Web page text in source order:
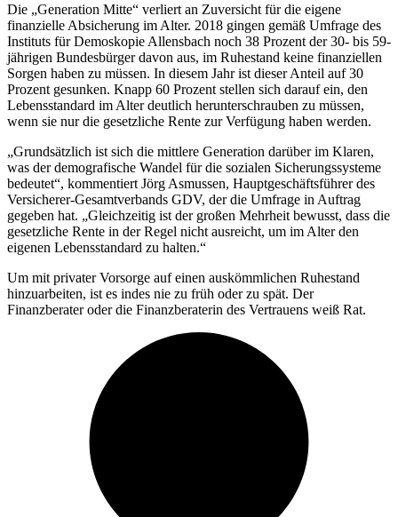
Die „Generation Mitte“ verliert an Zuversicht für die eigene
finanzielle Absicherung im Alter. 2018 gingen gemäß Umfrage des
Instituts für Demoskopie Allensbach noch 38 Prozent der 30- bis 59-
jährigen Bundesbürger davon aus, im Ruhestand keine finanziellen
Sorgen haben zu müssen. In diesem Jahr ist dieser Anteil auf 30
Prozent gesunken. Knapp 60 Prozent stellen sich darauf ein, den
Lebensstandard im Alter deutlich herunterschrauben zu müssen,
wenn sie nur die gesetzliche Rente zur Verfügung haben werden.
„Grundsätzlich ist sich die mittlere Generation darüber im Klaren,
was der demografische Wandel für die sozialen Sicherungssysteme
bedeutet“, kommentiert Jörg Asmussen, Hauptgeschäftsführer des
Versicherer-Gesamtverbands GDV, der die Umfrage in Auftrag
gegeben hat. „Gleichzeitig ist der großen Mehrheit bewusst, dass die
gesetzliche Rente in der Regel nicht ausreicht, um im Alter den
eigenen Lebensstandard zu halten.“
Um mit privater Vorsorge auf einen auskömmlichen Ruhestand
hinzuarbeiten, ist es indes nie zu früh oder zu spät. Der
Finanzberater oder die Finanzberaterin des Vertrauens weiß Rat.